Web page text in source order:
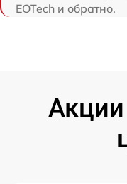
EOTech и обратно.
Акции